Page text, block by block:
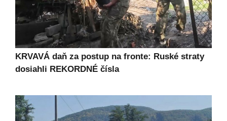
KRVAVÁ daň za postup na fronte: Ruské straty
dosiahli REKORDNÉ čísla